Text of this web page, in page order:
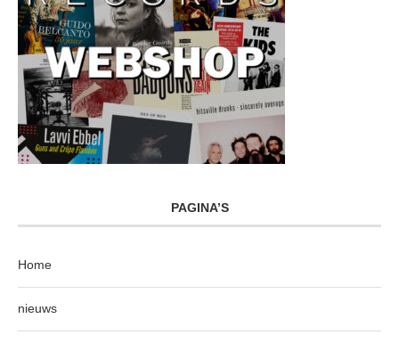
PAGINA’S
Home
nieuws